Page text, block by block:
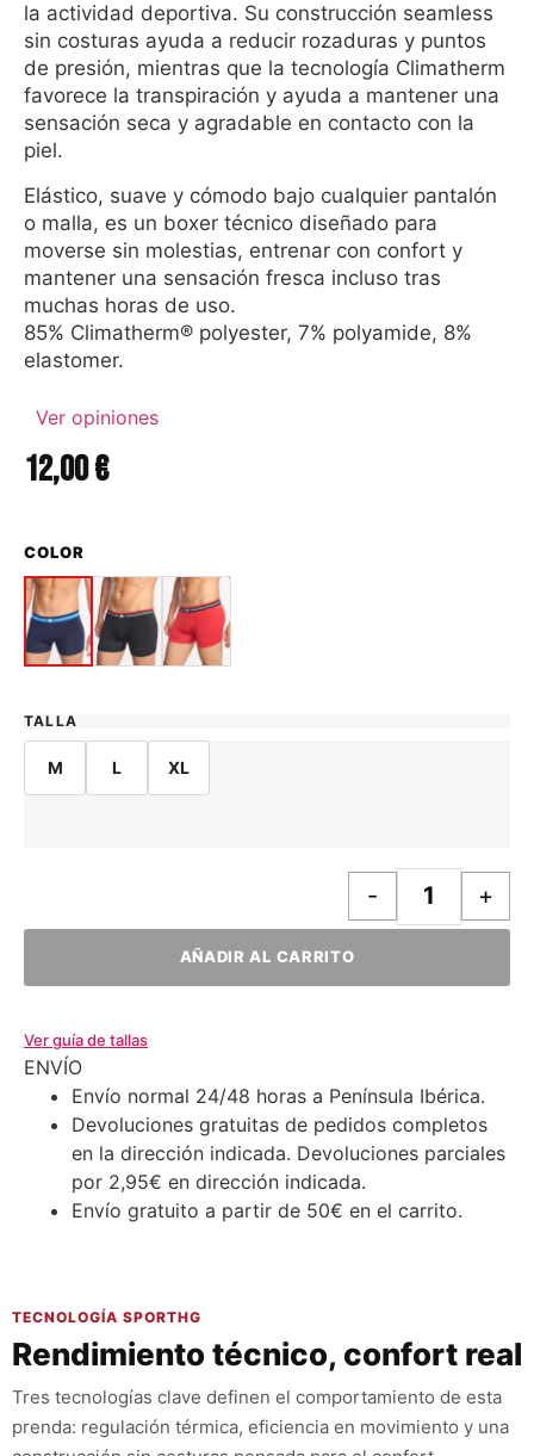
la actividad deportiva. Su construcción seamless
sin costuras ayuda a reducir rozaduras y puntos
de presión, mientras que la tecnología Climatherm
favorece la transpiración y ayuda a mantener una
sensación seca y agradable en contacto con la
piel.
Elástico, suave y cómodo bajo cualquier pantalón
o malla, es un boxer técnico diseñado para
moverse sin molestias, entrenar con confort y
mantener una sensación fresca incluso tras
muchas horas de uso.
85% Climatherm® polyester, 7% polyamide, 8%
elastomer.
Ver opiniones
12,00€
COLOR
TALLA
M L XL
- +
AÑADIR AL CARRITO
Ver guía de tallas
ENVÍO
Envío normal 24/48 horas a Península Ibérica.
Devoluciones gratuitas de pedidos completos
en la dirección indicada. Devoluciones parciales
por 2,95€ en dirección indicada.
Envío gratuito a partir de 50€ en el carrito.
TECNOLOGÍA SPORTHG
Rendimiento técnico, confort real
Tres tecnologías clave definen el comportamiento de esta
prenda: regulación térmica, eficiencia en movimiento y una